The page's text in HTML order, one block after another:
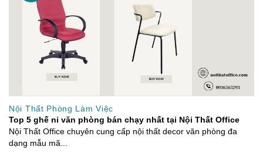
Nội Thất Phòng Làm Việc
Top 5 ghế nỉ văn phòng bán chạy nhất tại Nội Thất Office
Nội Thất Office chuyên cung cấp nội thất decor văn phòng đa
dạng mẫu mã...